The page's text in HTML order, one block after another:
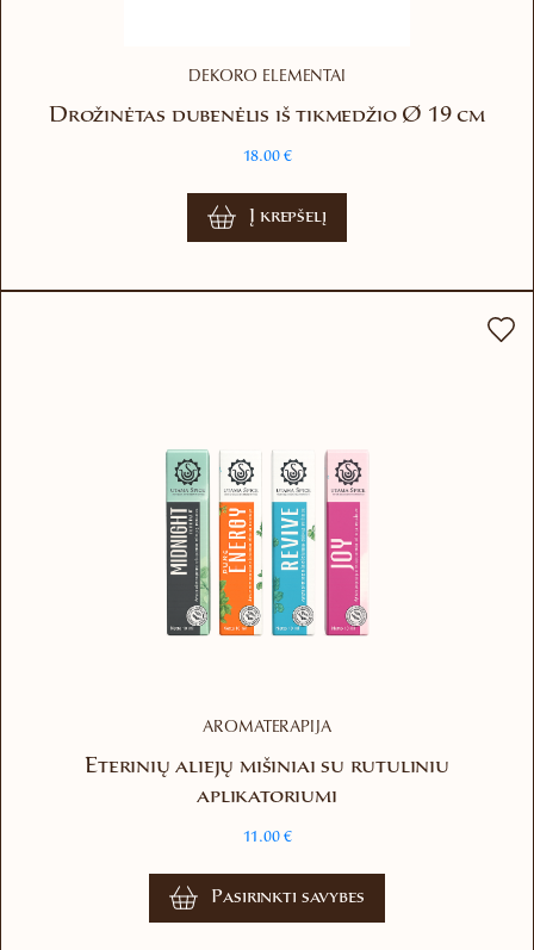
DEKORO ELEMENTAI
Drožinėtas dubenėlis iš tikmedžio Ø 19 cm
18.00 €
Į krepšelį
AROMATERAPIJA
Eterinių aliejų mišiniai su rutuliniu
aplikatoriumi
11.00 €
Pasirinkti savybes
This